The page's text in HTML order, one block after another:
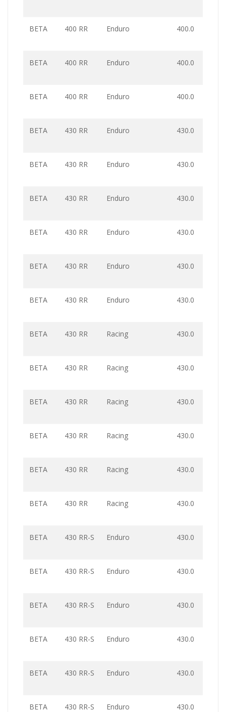
BETA 400 RR Enduro 400.0
BETA 400 RR Enduro 400.0
BETA 400 RR Enduro 400.0
BETA 430 RR Enduro 430.0
BETA 430 RR Enduro 430.0
BETA 430 RR Enduro 430.0
BETA 430 RR Enduro 430.0
BETA 430 RR Enduro 430.0
BETA 430 RR Enduro 430.0
BETA 430 RR Racing 430.0
BETA 430 RR Racing 430.0
BETA 430 RR Racing 430.0
BETA 430 RR Racing 430.0
BETA 430 RR Racing 430.0
BETA 430 RR Racing 430.0
BETA 430 RR-S Enduro 430.0
BETA 430 RR-S Enduro 430.0
BETA 430 RR-S Enduro 430.0
BETA 430 RR-S Enduro 430.0
BETA 430 RR-S Enduro 430.0
BETA 430 RR-S Enduro 430.0